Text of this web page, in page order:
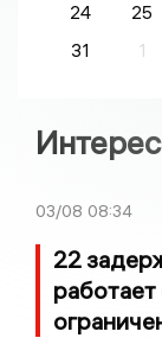
24
25
31
1
03/08 08:34
22